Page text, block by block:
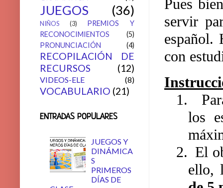
Pues
servir
español.
con
1.
los
2. El
ello,
JUEGOS (36)
NIÑOS (3)
PREMIOS Y
RECONOCIMIENTOS
(5)
PRONUNCIACIÓN
(4)
RECOPILACIÓN DE
RECURSOS
(12)
VIDEOS-ELE (8)
VOCABULARIO (21)
ENTRADAS POPULARES
JUEGOS Y
DINÁMICA
S
PRIMEROS
DÍAS DE